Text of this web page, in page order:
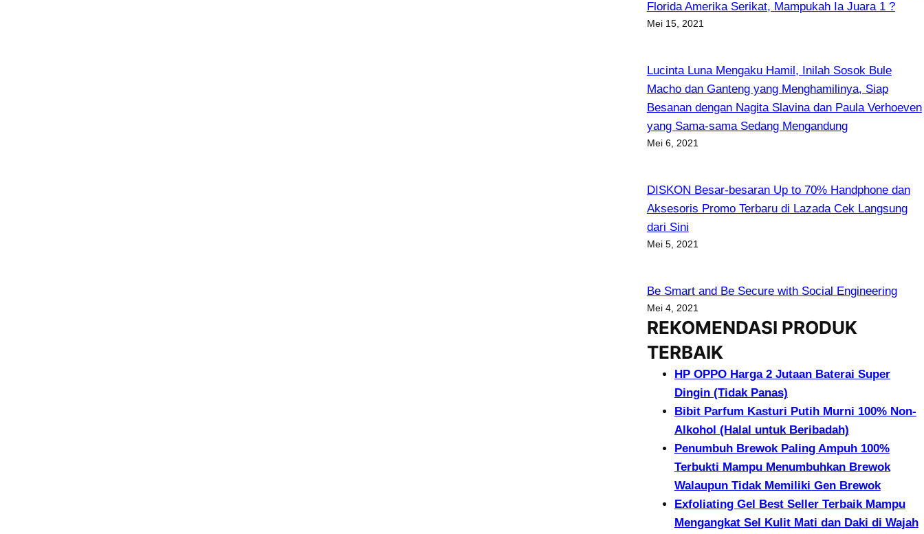
Florida Amerika Serikat, Mampukah Ia Juara 1 ?
Mei 15, 2021
Lucinta Luna Mengaku Hamil, Inilah Sosok Bule
Macho dan Ganteng yang Menghamilinya, Siap
Besanan dengan Nagita Slavina dan Paula Verhoeven
yang Sama-sama Sedang Mengandung
Mei 6, 2021
DISKON Besar-besaran Up to 70% Handphone dan
Aksesoris Promo Terbaru di Lazada Cek Langsung
dari Sini
Mei 5, 2021
Be Smart and Be Secure with Social Engineering
Mei 4, 2021
REKOMENDASI PRODUK
TERBAIK
HP OPPO Harga 2 Jutaan Baterai Super
Dingin (Tidak Panas)
Bibit Parfum Kasturi Putih Murni 100% Non-
Alkohol (Halal untuk Beribadah)
Penumbuh Brewok Paling Ampuh 100%
Terbukti Mampu Menumbuhkan Brewok
Walaupun Tidak Memiliki Gen Brewok
Exfoliating Gel Best Seller Terbaik Mampu
Mengangkat Sel Kulit Mati dan Daki di Wajah